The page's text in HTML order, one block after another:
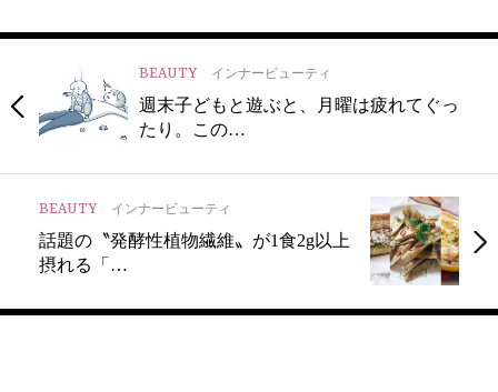
BEAUTY インナービューティ
週末子どもと遊ぶと、月曜は疲れてぐっ
たり。この…
BEAUTY インナービューティ
話題の〝発酵性植物繊維〟が1食2g以上
摂れる「…